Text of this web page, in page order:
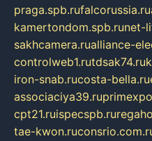
praga.spb.rufalcorussia.ru
kamertondom.spb.runet-
sakhcamera.rualliance-
controlweb1.rutdsak74.ru
iron-snab.rucosta-bella.ru
associaciya39.ru
cpt21.ruispecspb.ru
tae-kwon.ru